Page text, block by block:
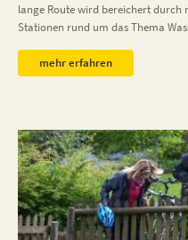
lange Route wird bereichert
Stationen rund um das Thema
mehr erfahren